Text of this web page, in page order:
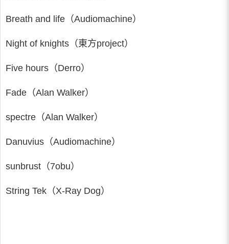
Breath and life（Audiomachine）
Night of knights（東方project）
Five hours（Derro）
Fade（Alan Walker）
spectre（Alan Walker）
Danuvius（Audiomachine）
sunbrust（7obu）
String Tek（X-Ray Dog）